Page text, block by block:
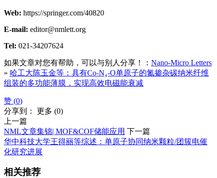
Web: https://springer.com/40820
E-mail: editor@nmlett.org
Tel: 021-34207624
如果文章对您有帮助，可以与别人分享！： Nano-Micro Letters
» 哈工大陈玉金等：具有Co-N₄-O单原子的氮掺杂碳纳米纤维
组装的多功能薄膜，实现高效电磁能衰减
赞 (0)
分享到： 更多 (0)
上一篇
NML文章集锦| MOF&COF储能应用 下一篇
华中科技大学王得丽等综述：单原子协同纳米颗粒/团簇电催
化研究进展
相关推荐